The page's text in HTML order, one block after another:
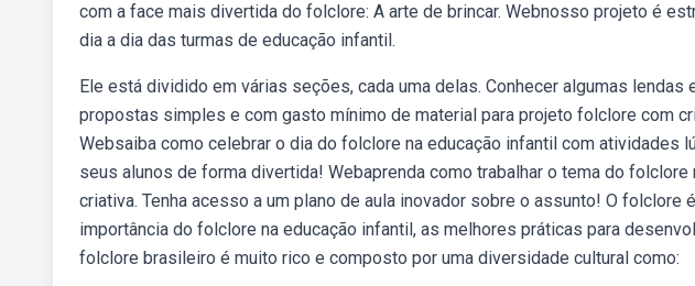
com a face mais divertida do folclore: A arte de brincar. Webnosso projeto é
dia a dia das turmas de educação infantil.
Ele está dividido em várias seções, cada uma delas. Conhecer algumas
propostas simples e com gasto mínimo de material para projeto folclore com
Websaiba como celebrar o dia do folclore na educação infantil com atividades
seus alunos de forma divertida! Webaprenda como trabalhar o tema do
criativa. Tenha acesso a um plano de aula inovador sobre o assunto! O folclore
importância do folclore na educação infantil, as melhores práticas para
folclore brasileiro é muito rico e composto por uma diversidade cultural como: